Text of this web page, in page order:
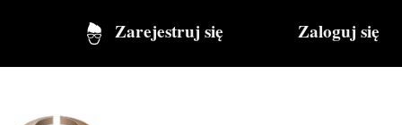
Zarejestruj się Zaloguj się